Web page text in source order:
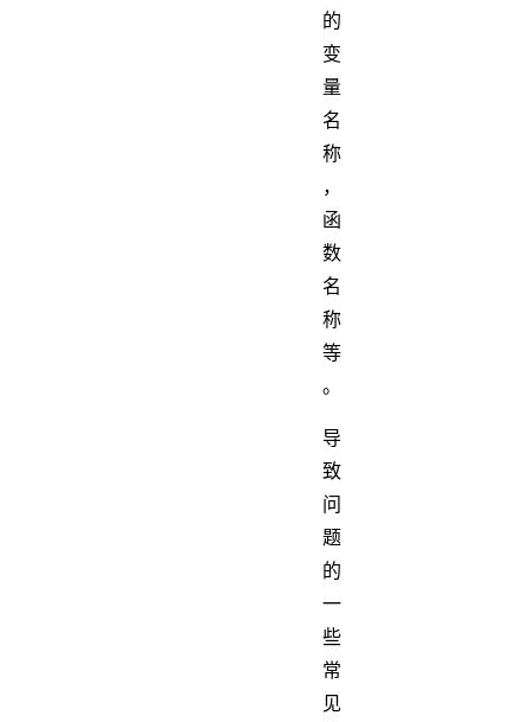
的
变
量
名
称
，
函
数
名
称
等
。
导
致
问
题
的
一
些
常
见